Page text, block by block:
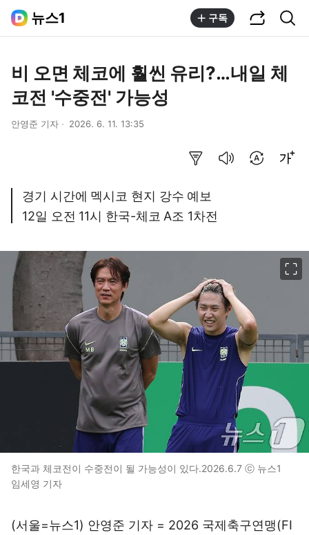
뉴스1 구독
비 오면 체코에 훨씬 유리?…내일 체
코전 '수중전' 가능성
안영준 기자 2026. 6. 11. 13:35
경기 시간에 멕시코 현지 강수 예보
12일 오전 11시 한국-체코 A조 1차전
한국과 체코전이 수중전이 될 가능성이 있다.2026.6.7 ⓒ 뉴스1
임세영 기자
(서울=뉴스1) 안영준 기자 = 2026 국제축구연맹(FI